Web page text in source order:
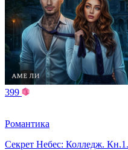
399
Романтика
Секрет Небес: Колледж.